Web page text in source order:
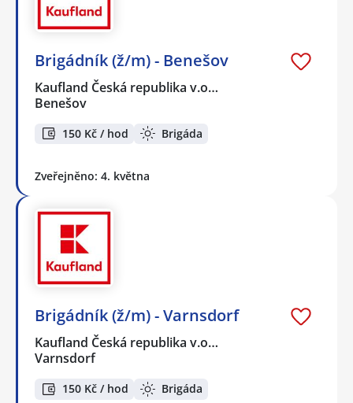
Brigádník (ž/m) - Benešov
Kaufland Česká republika v.o…
Benešov
150 Kč / hod Brigáda
Zveřejněno: 4. května
Brigádník (ž/m) - Varnsdorf
Kaufland Česká republika v.o…
Varnsdorf
150 Kč / hod Brigáda